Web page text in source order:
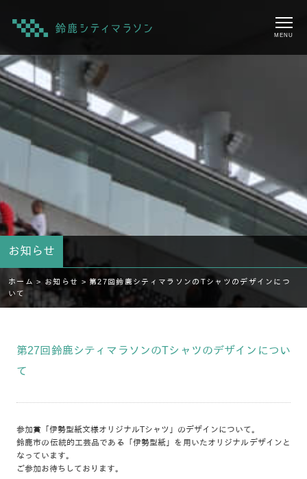
MENU
お知らせ
ホーム > お知らせ > 第27回鈴鹿シティマラソンのTシャツのデザインにつ
いて
第27回鈴鹿シティマラソンのTシャツのデザインについ
て
参加賞「伊勢型紙文様オリジナルTシャツ」のデザインについて。
鈴鹿市の伝統的工芸品である「伊勢型紙」を用いたオリジナルデザインと
なっています。
ご参加お待ちしております。